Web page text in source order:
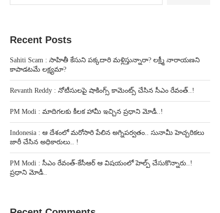
Recent Posts
Sahiti Scam : సాహితీ కేసుని పక్కదారి మళ్లిస్తున్నారా? లక్ష్మీ నారాయణని
కాపాడటమే లక్ష్యమా?
Revanth Reddy : నోటీసులపై షాకింగ్స్ కామెంట్స్ చేసిన సీఎం రేవంత్..!
PM Modi : మాదిగలకు కీలక హామీ ఇచ్చిన ప్రధాని మోడీ..!
Indonesia : ఆ దేశంలో మరోసారి పేలిన అగ్నిపర్వతం.. సునామీ హెచ్చరికలు
జారీ చేసిన అధికారులు.. !
PM Modi : సీఎం రేవంత్-కేసీఆర్ ఆ విషయంలో హెల్ప్ చేసుకొన్నారు..!
ప్రధాని మోడీ..